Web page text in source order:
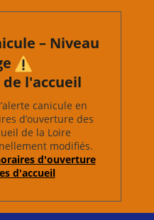
– Niveau
l'accueil
canicule en
d’ouverture des
de la Loire
modifiés.
d'ouverture
d'accueil